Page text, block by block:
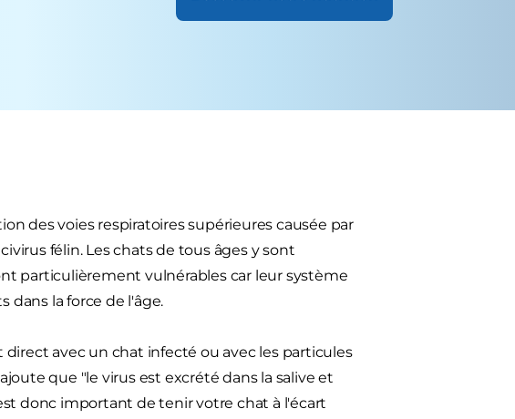
des voies respiratoires supérieures causée par
félin. Les chats de tous âges y sont
particulièrement vulnérables car leur système
dans la force de l'âge.
avec un chat infecté ou avec les particules
que "le virus est excrété dans la salive et
donc important de tenir votre chat à l'écart